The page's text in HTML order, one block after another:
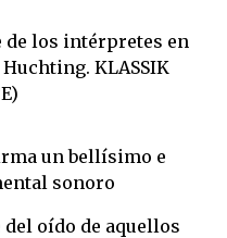
de los intérpretes en
KLASSIK
un bellísimo e
sonoro
oído de aquellos